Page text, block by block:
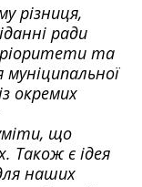
різниця,
ради
та
окремих
що
Також є ідея
наших